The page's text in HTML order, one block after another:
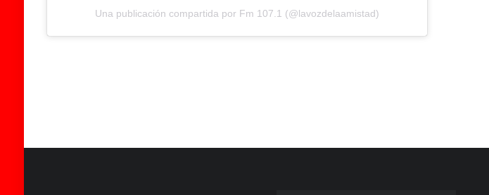
Una publicación compartida por Fm 107.1 (@lavozdelaamistad)